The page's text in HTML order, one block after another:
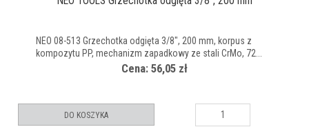
NEO 08-513 Grzechotka odgięta 3/8", 200 mm, korpus z
kompozytu PP, mechanizm zapadkowy ze stali CrMo, 72...
Cena: 56,05 zł
DO KOSZYKA